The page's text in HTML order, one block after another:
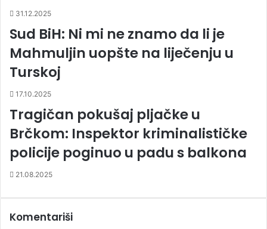
31.12.2025
Sud BiH: Ni mi ne znamo da li je
Mahmuljin uopšte na liječenju u
Turskoj
17.10.2025
Tragičan pokušaj pljačke u
Brčkom: Inspektor kriminalističke
policije poginuo u padu s balkona
21.08.2025
Komentariši